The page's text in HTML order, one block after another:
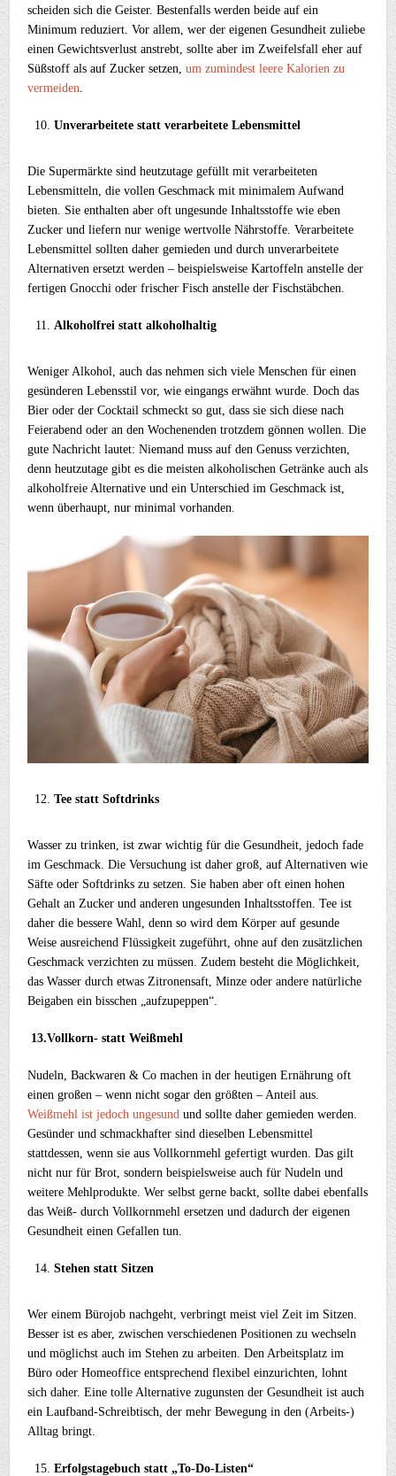
scheiden sich die Geister. Bestenfalls werden beide auf ein
Minimum reduziert. Vor allem, wer der eigenen Gesundheit zuliebe
einen Gewichtsverlust anstrebt, sollte aber im Zweifelsfall eher auf
Süßstoff als auf Zucker setzen,um zumindest leere Kalorien zu
vermeiden
Unverarbeitete statt verarbeitete Lebensmittel
Die Supermärkte sind heutzutage gefüllt mit verarbeiteten
Lebensmitteln, die vollen Geschmack mit minimalem Aufwand
bieten. Sie enthalten aber oft ungesunde Inhaltsstoffe wie eben
Zucker und liefern nur wenige wertvolle Nährstoffe. Verarbeitete
Lebensmittel sollten daher gemieden und durch unverarbeitete
Alternativen ersetzt werden – beispielsweise Kartoffeln anstelle der
fertigen Gnocchi oder frischer Fisch anstelle der Fischstäbchen.
Alkoholfrei statt alkoholhaltig
Weniger Alkohol, auch das nehmen sich viele Menschen für einen
gesünderen Lebensstil vor, wie eingangs erwähnt wurde. Doch das
Bier oder der Cocktail schmeckt so gut, dass sie sich diese nach
Feierabend oder an den Wochenenden trotzdem gönnen wollen. Die
gute Nachricht lautet: Niemand muss auf den Genuss verzichten,
denn heutzutage gibt es die meisten alkoholischen Getränke auch als
alkoholfreie Alternative und ein Unterschied im Geschmack ist,
wenn überhaupt, nur minimal vorhanden.
Tee statt Softdrinks
Wasser zu trinken, ist zwar wichtig für die Gesundheit, jedoch fade
im Geschmack. Die Versuchung ist daher groß, auf Alternativen wie
Säfte oder Softdrinks zu setzen. Sie haben aber oft einen hohen
Gehalt an Zucker und anderen ungesunden Inhaltsstoffen. Tee ist
daher die bessere Wahl, denn so wird dem Körper auf gesunde
Weise ausreichend Flüssigkeit zugeführt, ohne auf den zusätzlichen
Geschmack verzichten zu müssen. Zudem besteht die Möglichkeit,
das Wasser durch etwas Zitronensaft, Minze oder andere natürliche
Beigaben ein bisschen „aufzupeppen“.
13.Vollkorn- statt Weißmehl
Nudeln, Backwaren & Co machen in der heutigen Ernährung oft
einen großen – wenn nicht sogar den größten – Anteil aus.
Weißmehl ist jedoch ungesund und sollte daher gemieden werden.
Gesünder und schmackhafter sind dieselben Lebensmittel
stattdessen, wenn sie aus Vollkornmehl gefertigt wurden. Das gilt
nicht nur für Brot, sondern beispielsweise auch für Nudeln und
weitere Mehlprodukte. Wer selbst gerne backt, sollte dabei ebenfalls
das Weiß- durch Vollkornmehl ersetzen und dadurch der eigenen
Gesundheit einen Gefallen tun.
Stehen statt Sitzen
Wer einem Bürojob nachgeht, verbringt meist viel Zeit im Sitzen.
Besser ist es aber, zwischen verschiedenen Positionen zu wechseln
und möglichst auch im Stehen zu arbeiten. Den Arbeitsplatz im
Büro oder Homeoffice entsprechend flexibel einzurichten, lohnt
sich daher. Eine tolle Alternative zugunsten der Gesundheit ist auch
ein Laufband-Schreibtisch, der mehr Bewegung in den (Arbeits-)
Alltag bringt.
Erfolgstagebuch statt „To-Do-Listen“